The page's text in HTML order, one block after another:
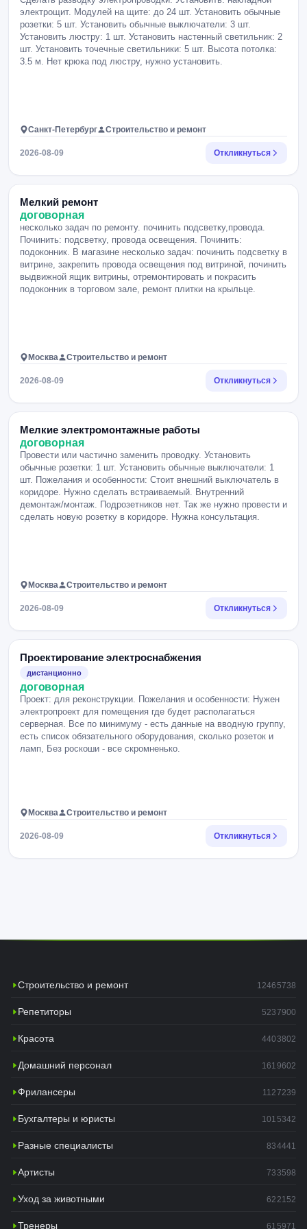
Министерства обороны РФ; ?опыт строительства режимных
объектов; ?опыт сдачи объектов государственным заказчикам.
Мы предлагаем ?Работу на объектах Министерства обороны
РФ в г. Тверь. ?График работы 6/1 с 08:00 до 18:00 ?
Стабильную заработную плату без задержек. А также бонусы
по результатам закрытия пообъектно. ?Долгосрочный проект и
цикла строительно-монтажных работ.
электрощит. Модулей на щите: до 24 шт. Установить обычные
розетки: 5 шт. Установить обычные выключатели: 3 шт.
Установить люстру: 1 шт. Установить настенный светильник: 2
шт. Установить точечные светильники: 5 шт. Высота потолка:
3.5 м. Нет крюка под люстру, нужно установить.
Санкт-Петербург Строительство и ремонт
2026-08-09 Откликнуться
Мелкий ремонт
договорная
несколько задач по ремонту. починить подсветку,провода.
Починить: подсветку, провода освещения. Починить:
подоконник. В магазине несколько задач: починить подсветку в
витрине, закрепить провода освещения под витриной, починить
выдвижной ящик витрины, отремонтировать и покрасить
подоконник в торговом зале, ремонт плитки на крыльце.
Москва Строительство и ремонт
2026-08-09 Откликнуться
Мелкие электромонтажные работы
договорная
Провести или частично заменить проводку. Установить
обычные розетки: 1 шт. Установить обычные выключатели: 1
шт. Пожелания и особенности: Стоит внешний выключатель в
коридоре. Нужно сделать встраиваемый. Внутренний
демонтаж/монтаж. Подрозетников нет. Так же нужно провести и
сделать новую розетку в коридоре. Нужна консультация.
Москва Строительство и ремонт
2026-08-09 Откликнуться
Проектирование электроснабжения
дистанционно
договорная
Проект: для реконструкции. Пожелания и особенности: Нужен
электропроект для помещения где будет располагаться
серверная. Все по минимуму - есть данные на вводную группу,
есть список обязательного оборудования, сколько розеток и
ламп, Без роскоши - все скромненько.
Москва Строительство и ремонт
2026-08-09 Откликнуться
Строительство и ремонт 12465738
Репетиторы 5237900
Красота 4403802
Домашний персонал 1619602
Фрилансеры 1127239
Бухгалтеры и юристы 1015342
Разные специалисты 834441
Артисты 733598
Уход за животными 622152
Тренеры 615971